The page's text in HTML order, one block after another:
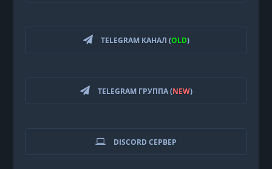
TELEGRAM КАНАЛ (OLD)
TELEGRAM ГРУППА (NEW)
DISCORD СЕРВЕР